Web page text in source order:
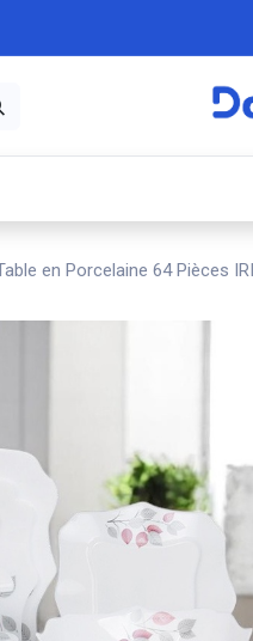
en Porcelaine 64 Pièces